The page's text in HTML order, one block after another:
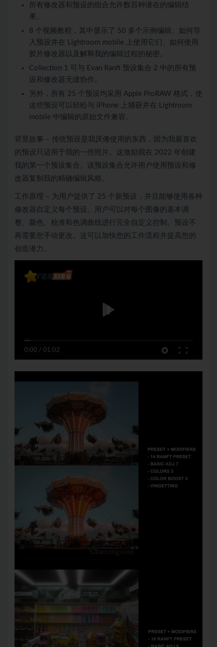
所有修改器和预设的组合允许数百种潜在的编辑结
果。
8 个视频教程，其中显示了 50 多个示例编辑、如何导
入预设并在 Lightroom mobile 上使用它们、如何使用
胶片修改器以及解释我的编辑过程的秘密。
Collection 1 可与 Evan Ranft 预设集合 2 中的所有预
设和修改器无缝协作。
另外，所有 25 个预设均采用 Apple ProRAW 格式，使
这些预设可以轻松与 iPhone 上捕获并在 Lightroom
mobile 中编辑的原始文件兼容。
背景故事 – 传统预设是我厌倦使用的东西，因为我最喜欢
的预设只适用于我的一些照片。这激励我在 2022 年创建
我的第一个预设集合。该预设集合允许用户使用预设和修
改器复制我的精确编辑风格。
工作原理 – 为用户提供了 25 个新预设，并且能够使用各种
修改器自定义每个预设。用户可以对每个图像的基本调
整、颜色、校准和色调曲线进行完全自定义控制。预设不
再需要您手动更改。这可以加快您的工作流程并提高您的
创造潜力。
0:00 / 01:02